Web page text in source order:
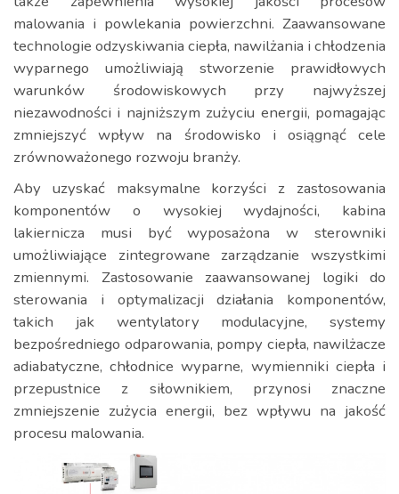
malowania i powlekania powierzchni. Zaawansowane
technologie odzyskiwania ciepła, nawilżania i chłodzenia
wyparnego umożliwiają stworzenie prawidłowych
warunków środowiskowych przy najwyższej
niezawodności i najniższym zużyciu energii, pomagając
zmniejszyć wpływ na środowisko i osiągnąć cele
zrównoważonego rozwoju branży.
Aby uzyskać maksymalne korzyści z zastosowania
komponentów o wysokiej wydajności, kabina
lakiernicza musi być wyposażona w sterowniki
umożliwiające zintegrowane zarządzanie wszystkimi
zmiennymi. Zastosowanie zaawansowanej logiki do
sterowania i optymalizacji działania komponentów,
takich jak wentylatory modulacyjne, systemy
bezpośredniego odparowania, pompy ciepła, nawilżacze
adiabatyczne, chłodnice wyparne, wymienniki ciepła i
przepustnice z siłownikiem, przynosi znaczne
zmniejszenie zużycia energii, bez wpływu na jakość
procesu malowania.